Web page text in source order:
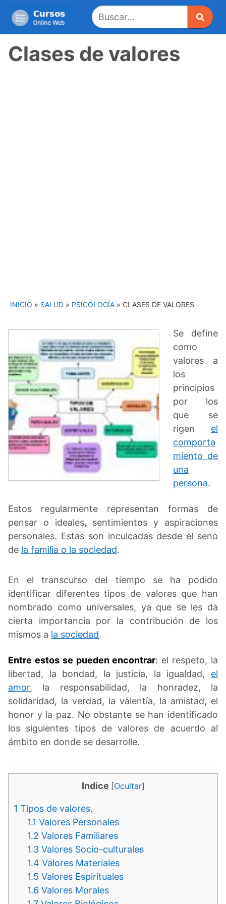
Clases de valores
INICIO » SALUD » PSICOLOGÍA » CLASES DE VALORES
Se define
como
valores a
los
principios
por los
que se
rigen el
comporta
miento de
una
persona.
Estos regularmente representan formas de
pensar o ideales, sentimientos y aspiraciones
personales. Estas son inculcadas desde el seno
de la familia o la sociedad.
En el transcurso del tiempo se ha podido
identificar diferentes tipos de valores que han
nombrado como universales, ya que se les da
cierta importancia por la contribución de los
mismos a la sociedad.
Entre estos se pueden encontrar: el respeto, la
libertad, la bondad, la justicia, la igualdad, el
amor, la responsabilidad, la honradez, la
solidaridad, la verdad, la valentía, la amistad, el
honor y la paz. No obstante se han identificado
los siguientes tipos de valores de acuerdo al
ámbito en donde se desarrolle.
Indice [Ocultar]
1 Tipos de valores.
1.1 Valores Personales
1.2 Valores Familiares
1.3 Valores Socio-culturales
1.4 Valores Materiales
1.5 Valores Espirituales
1.6 Valores Morales